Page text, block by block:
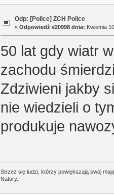
Odp: [Police] ZCH Police
« Odpowiedź #20998 dnia: Kwietnia
50 lat gdy wiatr
zachodu
Zdziwieni jakby
nie wiedzieli o
produkuje
Strzeż się ludzi, którzy powiększają swój
Natury.